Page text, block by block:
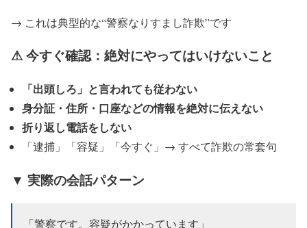
→ これは典型的な“警察なりすまし詐欺”です
⚠ 今すぐ確認：絶対にやってはいけないこと
「出頭しろ」と言われても従わない
身分証・住所・口座などの情報を絶対に伝えない
折り返し電話をしない
「逮捕」「容疑」「今すぐ」→ すべて詐欺の常套句
▼ 実際の会話パターン
「警察です。容疑がかかっています」